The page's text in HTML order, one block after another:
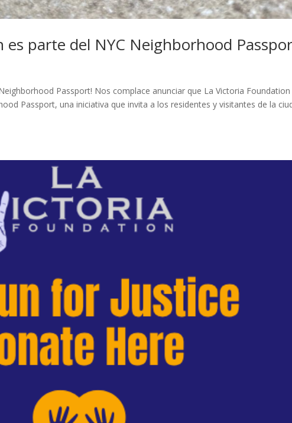
es parte del NYC Neighborhood
Passport! Nos complace anunciar que La Victoria Foundation
Passport, una iniciativa que invita a los residentes y visitantes de la